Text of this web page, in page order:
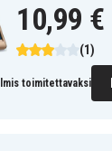
(1)
10,99 €
toimitettavaksi